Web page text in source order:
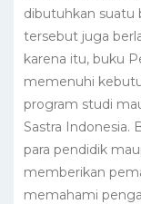
dibutuhkan suatu
tersebut juga
karena itu, buku
memenuhi
program studi
Sastra Indonesia.
para pendidik
memberikan
memahami